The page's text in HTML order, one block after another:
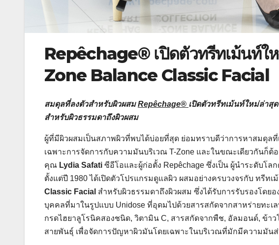
Repêchage® เปิดตัวทรีทเม้นท์
Zone Balance Classic Facial
สมดุลที่ลงตัวสำหรับผิวผสมRepêchage® เปิดตัวทรีทเม้นท์ใหม่ล่าสุ
สำหรับผิวธรรมดาถึงผิวผสม
ผู้ที่มีผิวผสมเป็นสภาพผิวที่พบได้บ่อยที่สุด ย่อมทราบดีว่าการหาสมดุล
เฉพาะการจัดการกับความมันบริเวณ T-Zone และในขณะเดียวกันก็
คุณ Lydia Safati ซีอีโอและผู้ก่อตั้ง Repêchage ซึ่งเป็น ผู้นำระดับโ
ตั้งแต่ปี 1980 ได้เปิดตัวโปรแกรมดูแลผิว ผสมอย่างครบวงจรกับ ทรีท
Classic Facial สำหรับผิวธรรมดาถึงผิวผสม ซึ่งได้รับการรับรองโดยอ
บุคคลที่มาในรูปแบบ Unidose ที่อุดมไปด้วยสารสกัดจากสาหร่ายทะ
กรดไฮยาลูโรนิคสองชนิด, วิตามิน C, สารสกัดจากพืช, อัลมอนด์, ข้า
สายพันธุ์ เพื่อจัดการปัญหาผิวมันโดยเฉพาะในบริเวณที่มักมีความมั